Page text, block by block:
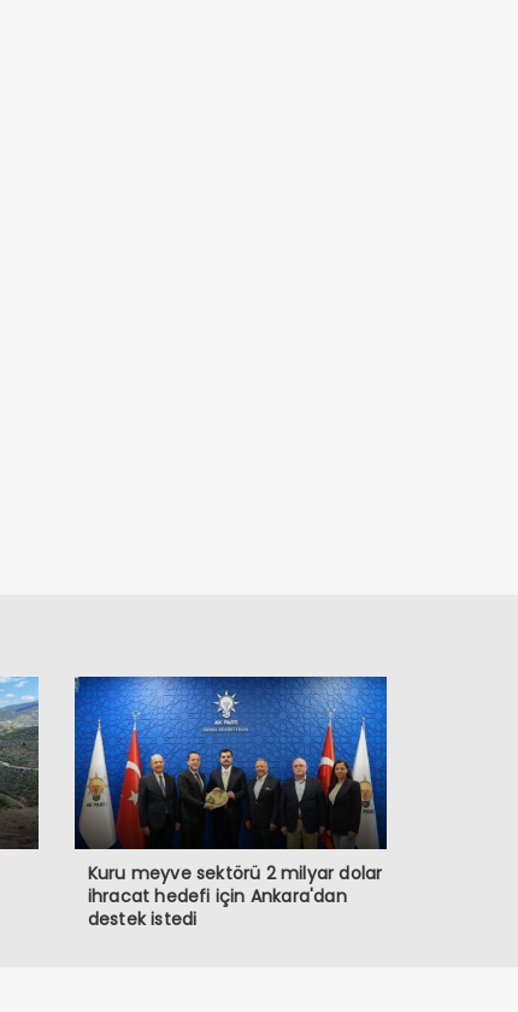
Kuru meyve sektörü 2 milyar dolar
ihracat hedefi için Ankara'dan
destek istedi